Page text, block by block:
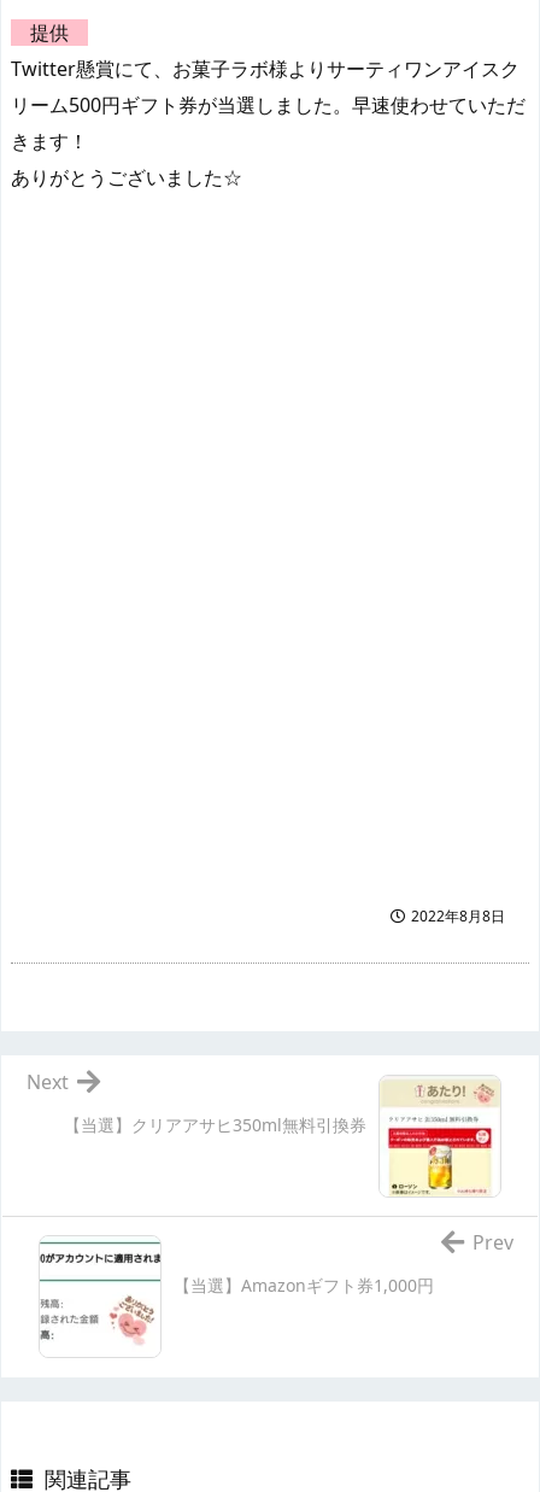
提供
Twitter懸賞にて、お菓子ラボ様よりサーティワンアイスク
リーム500円ギフト券が当選しました。早速使わせていただ
きます！
ありがとうございました☆
2022年8月8日
【当選】クリアアサヒ350ml無料引換券
Next
【当選】Amazonギフト券1,000円
Prev
関連記事